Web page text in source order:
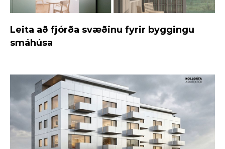
Leita að fjórða svæðinu fyrir byggingu
smáhúsa